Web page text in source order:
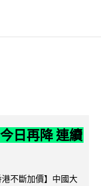
日再降 連續
不斷加價】中國大